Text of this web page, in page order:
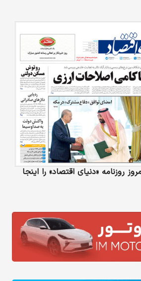
روزنامه «دنیای‌ اقتصاد» را اینجا